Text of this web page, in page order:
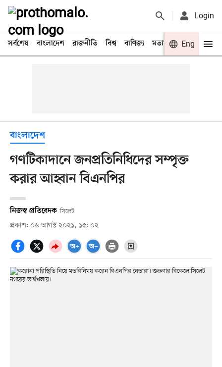
Login
সর্বশেষ বাংলাদেশ রাজনীতি বিশ্ব বাণিজ্য মতামত খেলা
Eng
বাংলাদেশ
গণটিকাদানে জনপ্রতিনিধিদের সম্পৃক্ত
করার আহ্বান বিএনপির
নিজস্ব প্রতিবেদক সিলেট
প্রকাশ: ০৬ আগস্ট ২০২১, ১৫: ০২